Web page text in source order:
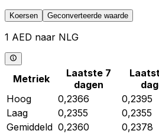
Koersen Geconverteerde waarde
1 AED naar NLG
Metriek
Laatste 7
dagen
Hoog
0,2366 0,2395
Laag
0,2355 0,2355
Gemiddeld 0,2360 0,2378